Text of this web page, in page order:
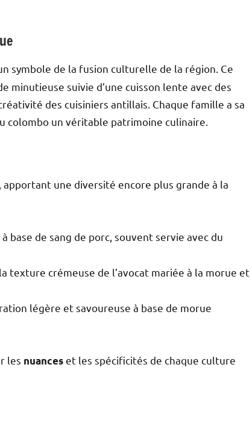
symbole de la fusion culturelle de la région. Ce
minutieuse suivie d’une cuisson lente avec des
des cuisiniers antillais. Chaque famille a sa
colombo un véritable patrimoine culinaire.
, apportant une diversité encore plus grande à la
base de sang de porc, souvent servie avec du
texture crémeuse de l’avocat mariée à la morue et
légère et savoureuse à base de morue
les nuanceset les spécificités de chaque culture